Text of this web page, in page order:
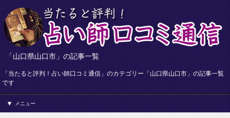
「山口県山口市」の記事一覧
「当たると評判！占い師口コミ通信」のカテゴリー「山口県山口市」の記事一覧
です
メニュー